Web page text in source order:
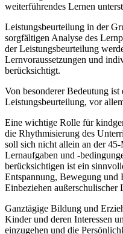
weiterführendes Lernen
Leistungsbeurteilung in der
sorgfältigen Analyse des
der Leistungsbeurteilung
Lernvoraussetzungen und
berücksichtigt.
Von besonderer Bedeutung ist
Leistungsbeurteilung, vor
Eine wichtige Rolle für
die Rhythmisierung des
soll sich nicht allein an der
Lernaufgaben und -
berücksichtigen ist ein
Entspannung, Bewegung und
Einbeziehen außerschulischer
Ganztägige Bildung und
Kinder und deren Interessen
einzugehen und die